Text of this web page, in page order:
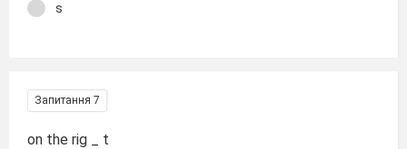
s
Запитання 7
on the rig _ t